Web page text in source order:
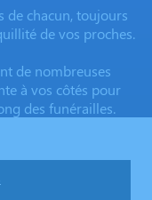
de chacun, toujours
de vos proches.
de nombreuses
à vos côtés pour
des funérailles.